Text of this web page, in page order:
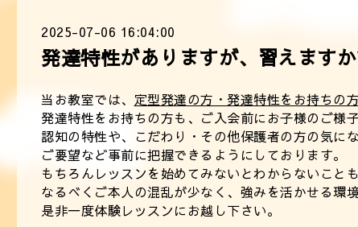
2025-07-06 16:04:00
発達特性がありますが、習えますか
当お教室では、 定型発達の方・発達特性をお持ちの
発達特性をお持ちの方も、ご入会前にお子様のご様
認知の特性や、こだわり・その他保護者の方の気に
ご要望など事前に把握できるようにしております。
もちろんレッスンを始めてみないとわからないこと
なるべくご本人の混乱が少なく、強みを活かせる環
是非一度体験レッスンにお越し下さい。